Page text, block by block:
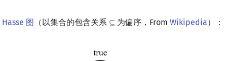
Hasse 图 （以集合的包含关系 ⊆
⊆ 为偏序，FromWikipedia）：